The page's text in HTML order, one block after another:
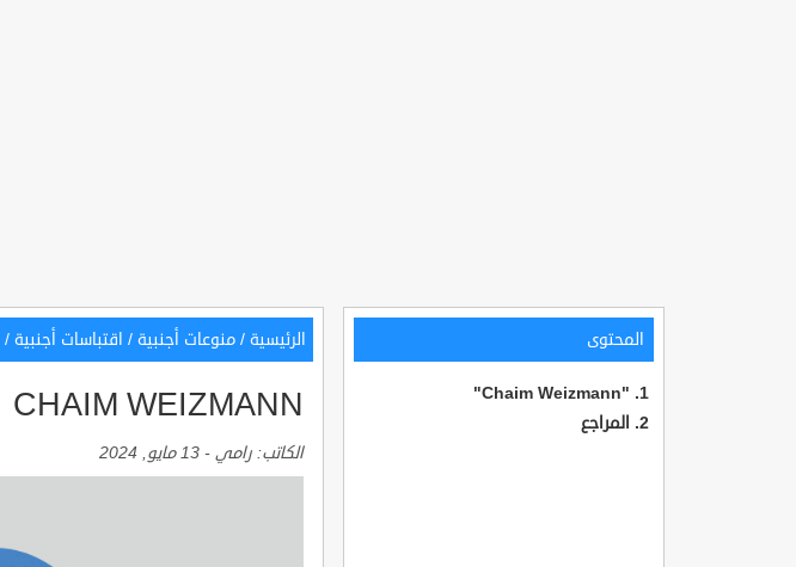
المحتوى
"Chaim Weizmann"
المراجع
الرئيسية / منوعات أجنبية / اقتباسات أجنبية /
CHAIM WEIZMANN
الكاتب: رامي - 13 مايو, 2024